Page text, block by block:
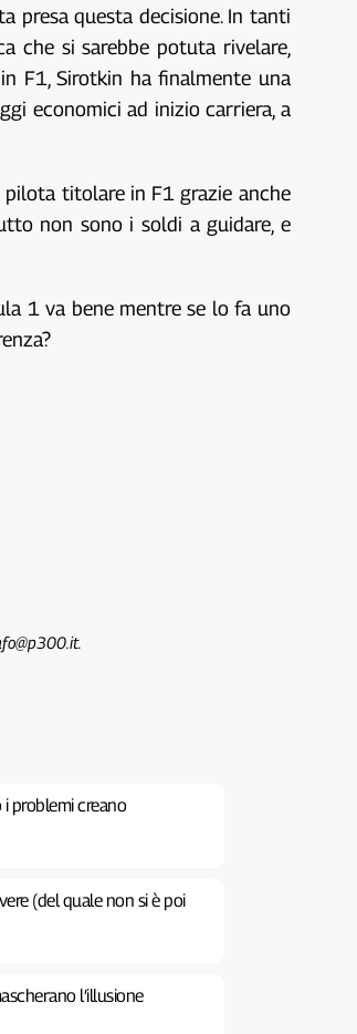
presa questa decisione. In tanti
che si sarebbe potuta rivelare,
F1, Sirotkin ha finalmente una
economici ad inizio carriera, a
titolare in F1 grazie anche
non sono i soldi a guidare, e
1 va bene mentre se lo fa uno
i problemi creano
(del quale non si è poi
l’illusione